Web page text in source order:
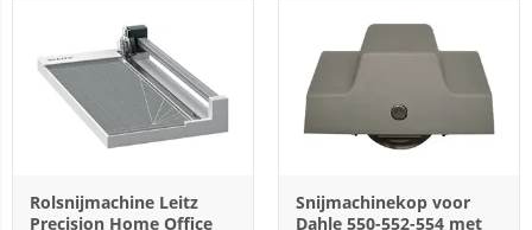
Rolsnijmachine Leitz
Precision Home Office
Snijmachinekop voor
Dahle 550-552-554 met